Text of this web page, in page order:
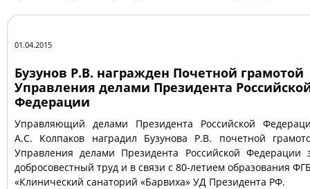
01.04.2015
Бузунов Р.В. награжден Почетной грамотой
Управления делами Президента
Федерации
Управляющий делами Президента Российской
А.С. Колпаков наградил Бузунова Р.В. почетной
Управления делами Президента Российской Федерации
добросовестный труд и в связи с 80-летием образования
«Клинический санаторий «Барвиха» УД Президента РФ.